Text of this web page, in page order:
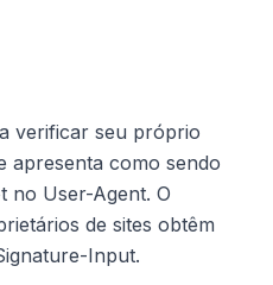
verificar seu próprio
apresenta como sendo
no User-Agent. O
de sites obtêm
Input.